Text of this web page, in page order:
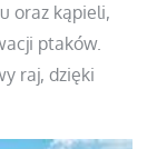
oraz kąpieli,
ptaków.
raj, dzięki